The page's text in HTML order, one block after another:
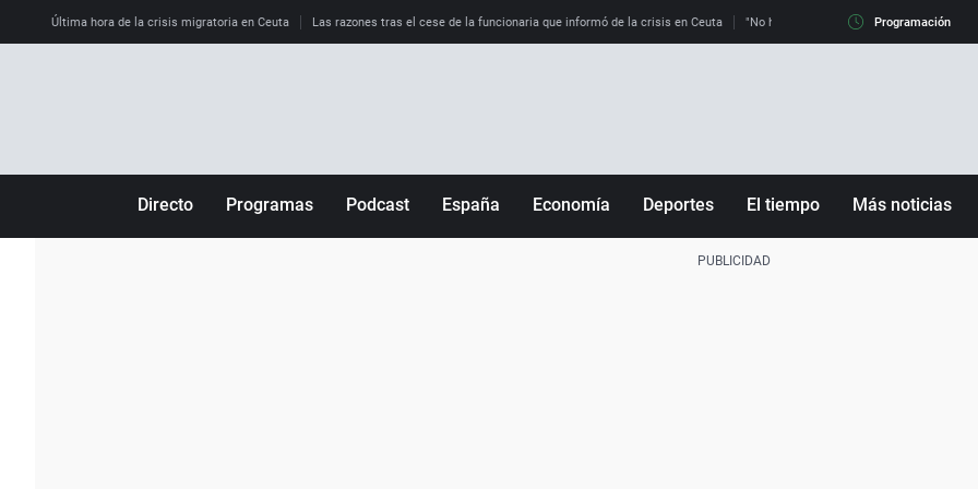
Última hora de la crisis migratoria en Ceuta Las razones tras el cese de la funcionaria que informó de la crisis en Ceuta "No hay mafias, que no nos engañen":
Programación
Directo Programas Podcast España Economía Deportes El tiempo Más noticias